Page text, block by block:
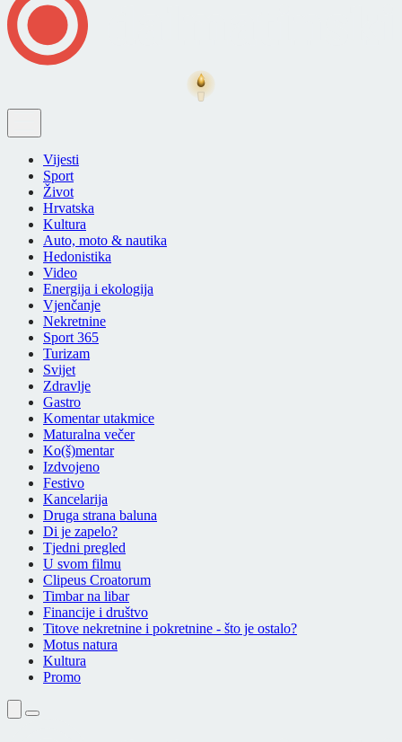
Vijesti
Sport
Život
Hrvatska
Kultura
Auto, moto & nautika
Hedonistika
Video
Energija i ekologija
Vjenčanje
Nekretnine
Sport 365
Turizam
Svijet
Zdravlje
Gastro
Komentar utakmice
Maturalna večer
Ko(š)mentar
Izdvojeno
Festivo
Kancelarija
Druga strana baluna
Di je zapelo?
Tjedni pregled
U svom filmu
Clipeus Croatorum
Timbar na libar
Financije i društvo
Titove nekretnine i pokretnine - što je ostalo?
Motus natura
Kultura
Promo